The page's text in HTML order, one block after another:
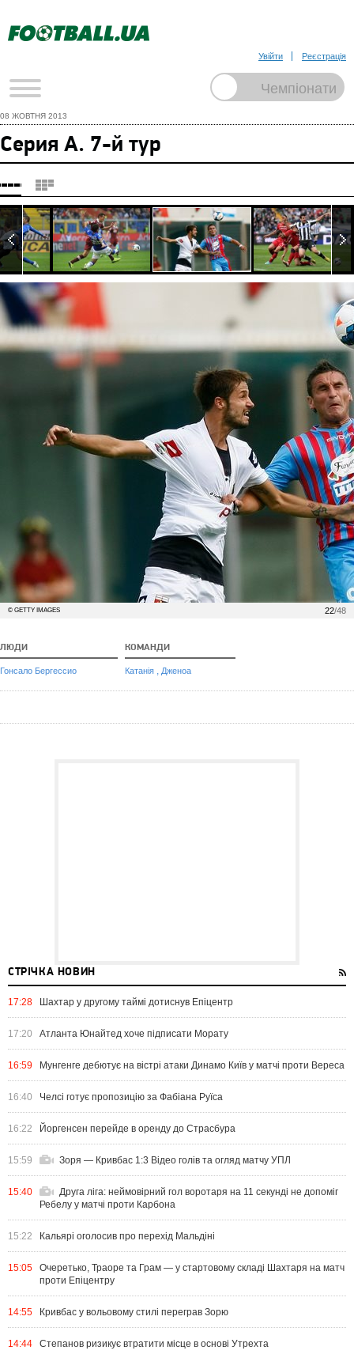
Увійти Реєстрація
08 ЖОВТНЯ 2013
Серия А. 7-й тур
22/48
© GETTY IMAGES
ЛЮДИ
Гонсало Бергессио
КОМАНДИ
Катанія ,Дженоа
СТРІЧКА НОВИН
17:28 Шахтар у другому таймі дотиснув Епіцентр
17:20 Атланта Юнайтед хоче підписати Морату
16:59 Мунгенге дебютує на вістрі атаки Динамо Київ у матчі проти Вереса
16:40 Челсі готує пропозицію за Фабіана Руїса
16:22 Йоргенсен перейде в оренду до Страсбура
15:59 Зоря — Кривбас 1:3 Відео голів та огляд матчу УПЛ
15:40
Друга ліга: неймовірний гол воротаря на 11 секунді не допоміг
Ребелу у матчі проти Карбона
15:22 Кальярі оголосив про перехід Мальдіні
15:05
Очеретько, Траоре та Грам — у стартовому складі Шахтаря на матч
проти Епіцентру
14:55 Кривбас у вольовому стилі переграв Зорю
14:44 Степанов ризикує втратити місце в основі Утрехта